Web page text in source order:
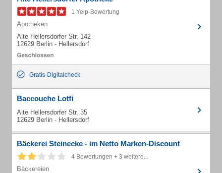
1 Yelp-Bewertung
Apotheken
Alte Hellersdorfer Str. 142
12629 Berlin - Hellersdorf
Gratis-Digitalcheck
Baccouche Lotfi
Alte Hellersdorfer Str. 35
12629 Berlin - Hellersdorf
Bäckerei Steinecke - im Netto Marken-Discount
4 Bewertungen + 3 weitere...
Bäckereien